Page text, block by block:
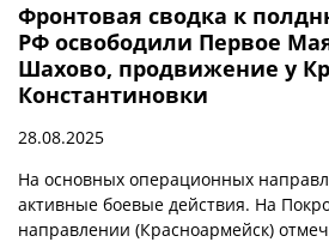
Фронтовая сводка к
РФ освободили Первое
Шахово, продвижение у
Константиновки
28.08.2025
На основных операционных
активные боевые действия. На
направлении (Красноармейск)